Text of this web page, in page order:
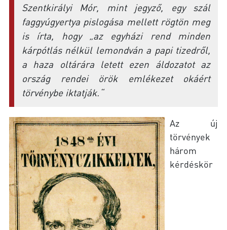
Szentkirályi Mór, mint jegyző, egy szál
faggyúgyertya pislogása mellett rögtön meg
is írta, hogy „az egyházi rend minden
kárpótlás nélkül lemondván a papi tizedről,
a haza oltárára letett ezen áldozatot az
ország rendei örök emlékezet okáért
törvénybe iktatják.“
Az új
törvények
három
kérdéskör